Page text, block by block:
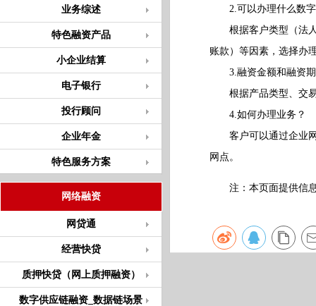
业务综述
特色融资产品
小企业结算
电子银行
投行顾问
企业年金
特色服务方案
网络融资
网贷通
经营快贷
质押快贷（网上质押融资）
数字供应链融资_数据链场景
2.可以办理什么数字
根据客户类型（法人/
账款）等因素，选择办
3.融资金额和融资期
根据产品类型、交易
4.如何办理业务？
客户可以通过企业网
网点。
注：本页面提供信息